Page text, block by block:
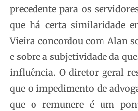
precedente para os
que há certa similaridade
Vieira concordou com Alan
e sobre a subjetividade da
influência. O diretor geral
que o impedimento de
que o remunere é um